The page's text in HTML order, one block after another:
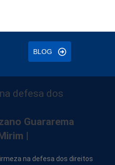
BLOG
defesa dos
Guararema
|
na defesa dos direitos